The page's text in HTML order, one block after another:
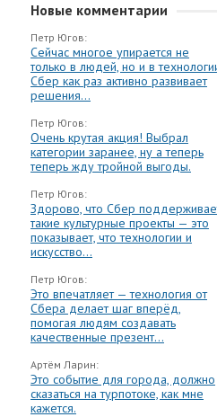
Новые комментарии
Петр Югов:
Сейчас многое упирается не
только в людей, но и в
Сбер как раз активно развивает
решения...
Петр Югов:
Очень крутая акция! Выбрал
категории заранее, ну а теперь
теперь жду тройной выгоды.
Петр Югов:
Здорово, что Сбер
такие культурные проекты — это
показывает, что технологии и
искусство...
Петр Югов:
Это впечатляет — технология от
Сбера делает шаг вперёд,
помогая людям создавать
качественные презент...
Артём Ларин:
Это событие для города, должно
сказаться на турпотоке, как мне
кажется.